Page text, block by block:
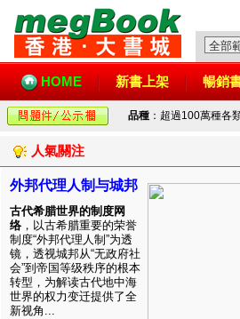
HOME 新書上架 暢銷
品種 ：超過100萬種各
人氣關注
外邦代理人制与城邦
古代希腊世界的制度网
络 ，以古希腊重要的荣誉
制度“外邦代理人制”为透
镜，透视城邦从“无政府社
会”到帝国等级秩序的根本
转型，为解读古代地中海
世界的权力变迁提供了全
新视角...